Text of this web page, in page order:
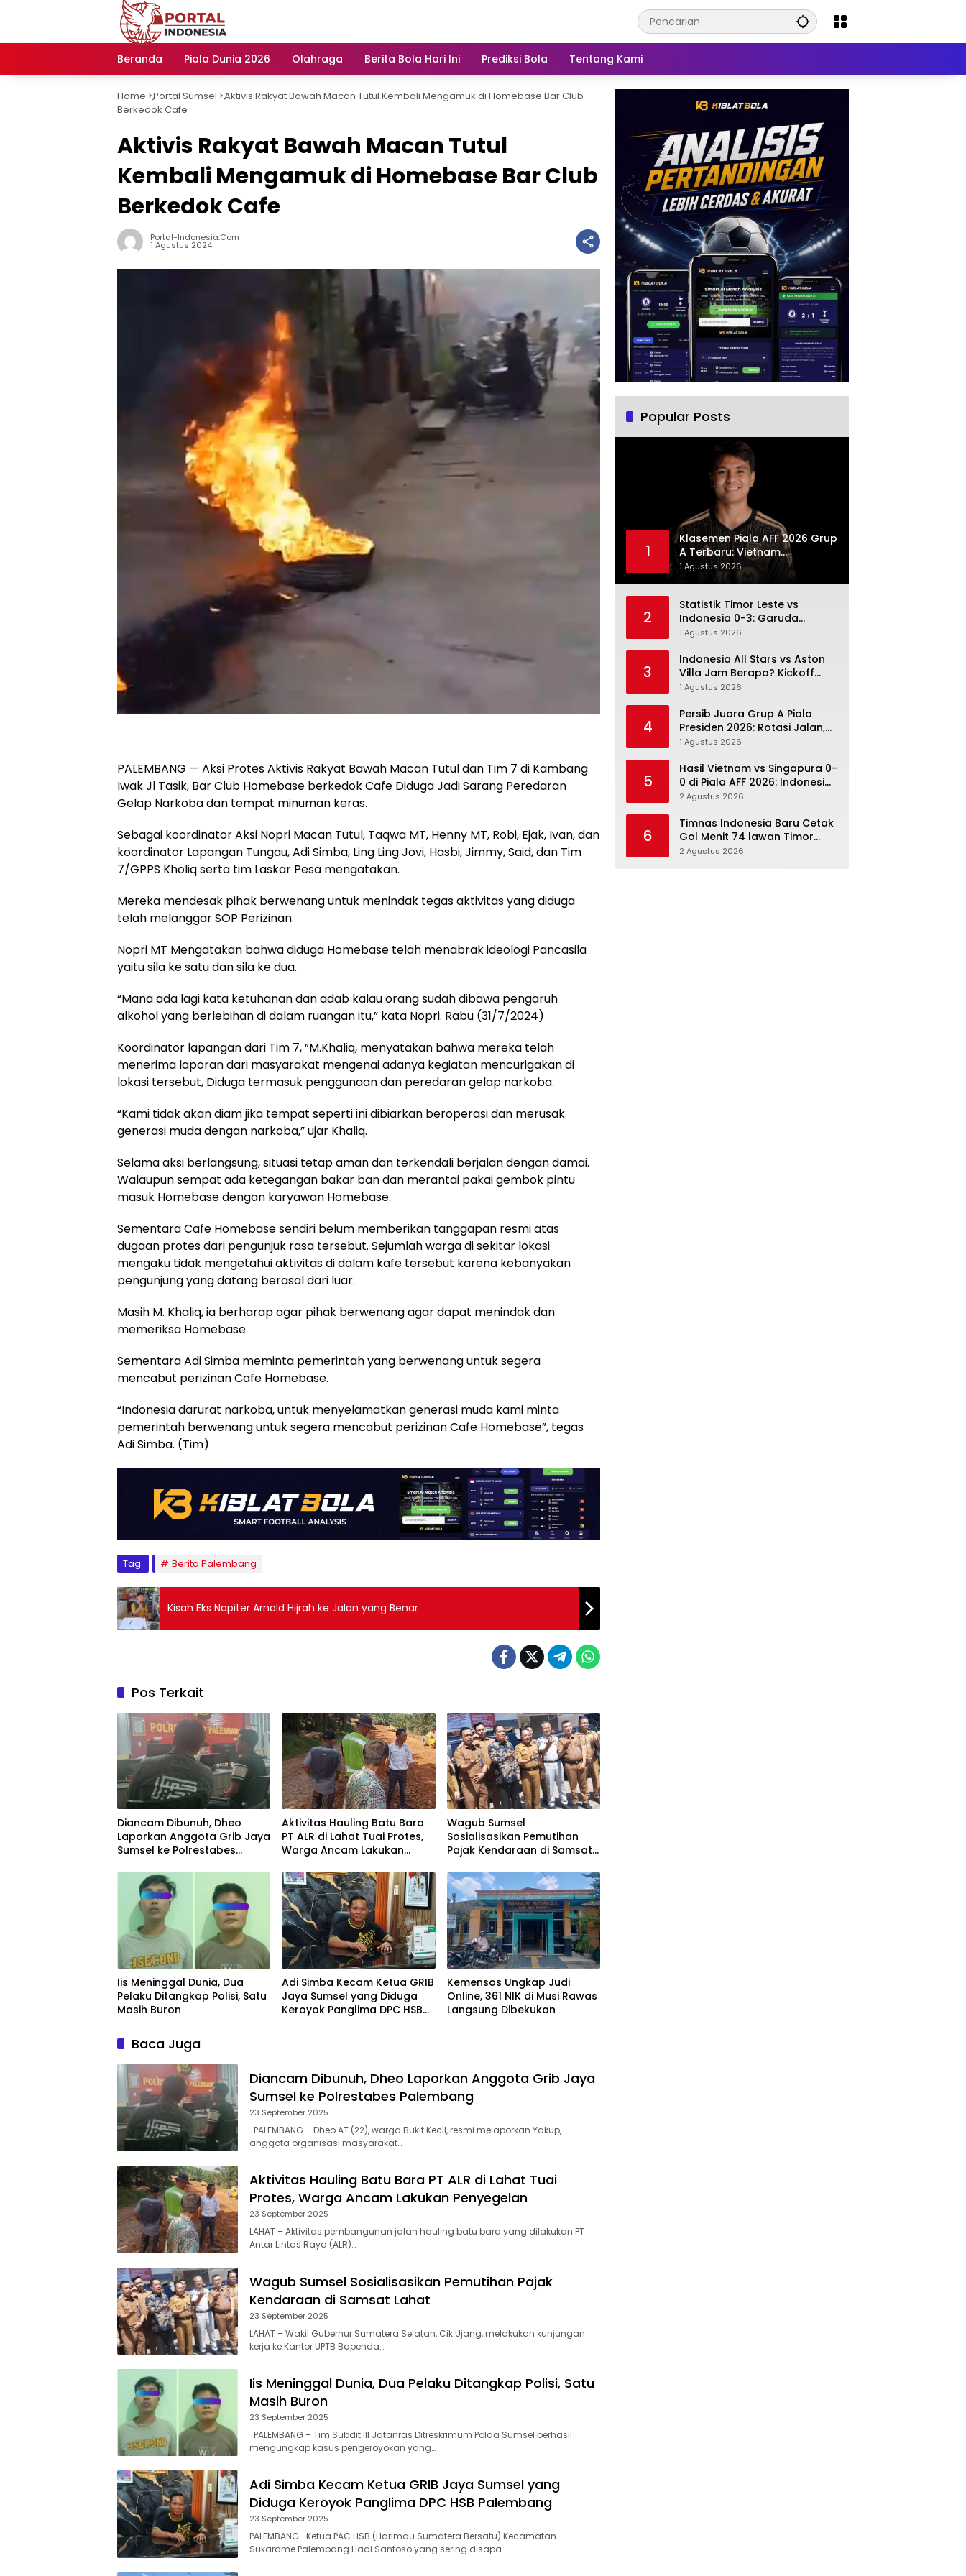
Beranda
Piala Dunia 2026 Olahraga Berita Bola Hari Ini Prediksi Bola Tentang Kami
Home -
Portal Sumsel -
Aktivis Rakyat Bawah Macan Tutul Kembali Mengamuk di Homebase Bar Club
Berkedok Cafe
Aktivis Rakyat Bawah Macan Tutul
Kembali Mengamuk di Homebase Bar Club
Berkedok Cafe
Portal-Indonesia.com
1 Agustus 2024
PALEMBANG — Aksi Protes Aktivis Rakyat Bawah Macan Tutul dan Tim 7 di Kambang
Iwak Jl Tasik, Bar Club Homebase berkedok Cafe Diduga Jadi Sarang Peredaran
Gelap Narkoba dan tempat minuman keras.
Sebagai koordinator Aksi Nopri Macan Tutul, Taqwa MT, Henny MT, Robi, Ejak, Ivan, dan
koordinator Lapangan Tungau, Adi Simba, Ling Ling Jovi, Hasbi, Jimmy, Said, dan Tim
7/GPPS Kholiq serta tim Laskar Pesa mengatakan.
Mereka mendesak pihak berwenang untuk menindak tegas aktivitas yang diduga
telah melanggar SOP Perizinan.
Nopri MT Mengatakan bahwa diduga Homebase telah menabrak ideologi Pancasila
yaitu sila ke satu dan sila ke dua.
“Mana ada lagi kata ketuhanan dan adab kalau orang sudah dibawa pengaruh
alkohol yang berlebihan di dalam ruangan itu,” kata Nopri. Rabu (31/7/2024)
Koordinator lapangan dari Tim 7, ”M.Khaliq, menyatakan bahwa mereka telah
menerima laporan dari masyarakat mengenai adanya kegiatan mencurigakan di
lokasi tersebut, Diduga termasuk penggunaan dan peredaran gelap narkoba.
“Kami tidak akan diam jika tempat seperti ini dibiarkan beroperasi dan merusak
generasi muda dengan narkoba,” ujar Khaliq.
Selama aksi berlangsung, situasi tetap aman dan terkendali berjalan dengan damai.
Walaupun sempat ada ketegangan bakar ban dan merantai pakai gembok pintu
masuk Homebase dengan karyawan Homebase.
Sementara Cafe Homebase sendiri belum memberikan tanggapan resmi atas
dugaan protes dari pengunjuk rasa tersebut. Sejumlah warga di sekitar lokasi
mengaku tidak mengetahui aktivitas di dalam kafe tersebut karena kebanyakan
pengunjung yang datang berasal dari luar.
Masih M. Khaliq, ia berharap agar pihak berwenang agar dapat menindak dan
memeriksa Homebase.
Sementara Adi Simba meminta pemerintah yang berwenang untuk segera
mencabut perizinan Cafe Homebase.
“Indonesia darurat narkoba, untuk menyelamatkan generasi muda kami minta
pemerintah berwenang untuk segera mencabut perizinan Cafe Homebase”, tegas
Adi Simba. (Tim)
Tag: Berita Palembang
Kisah Eks Napiter Arnold Hijrah ke Jalan yang Benar
Pos Terkait
Diancam Dibunuh, Dheo
Laporkan Anggota Grib Jaya
Sumsel ke Polrestabes
Aktivitas Hauling Batu Bara
PT ALR di Lahat Tuai Protes,
Warga Ancam Lakukan
Wagub Sumsel
Sosialisasikan Pemutihan
Pajak Kendaraan di Samsat
Iis Meninggal Dunia, Dua
Pelaku Ditangkap Polisi, Satu
Masih Buron
Adi Simba Kecam Ketua GRIB
Jaya Sumsel yang Diduga
Keroyok Panglima DPC HSB
Kemensos Ungkap Judi
Online, 361 NIK di Musi Rawas
Langsung Dibekukan
Baca Juga
Diancam Dibunuh, Dheo Laporkan Anggota Grib Jaya
Sumsel ke Polrestabes Palembang
23 September 2025
PALEMBANG – Dheo AT (22), warga Bukit Kecil, resmi melaporkan Yakup,
anggota organisasi masyarakat…
Aktivitas Hauling Batu Bara PT ALR di Lahat Tuai
Protes, Warga Ancam Lakukan Penyegelan
23 September 2025
LAHAT – Aktivitas pembangunan jalan hauling batu bara yang dilakukan PT
Antar Lintas Raya (ALR)…
Wagub Sumsel Sosialisasikan Pemutihan Pajak
Kendaraan di Samsat Lahat
23 September 2025
LAHAT – Wakil Gubernur Sumatera Selatan, Cik Ujang, melakukan kunjungan
kerja ke Kantor UPTB Bapenda…
Iis Meninggal Dunia, Dua Pelaku Ditangkap Polisi, Satu
Masih Buron
23 September 2025
PALEMBANG – Tim Subdit III Jatanras Ditreskrimum Polda Sumsel berhasil
mengungkap kasus pengeroyokan yang…
Adi Simba Kecam Ketua GRIB Jaya Sumsel yang
Diduga Keroyok Panglima DPC HSB Palembang
23 September 2025
PALEMBANG- Ketua PAC HSB (Harimau Sumatera Bersatu) Kecamatan
Sukarame Palembang Hadi Santoso yang sering disapa…
Popular Posts
1
Klasemen Piala AFF 2026 Grup
A Terbaru: Vietnam
Memimpin, Indonesia Turun ke
Posisi Tiga
1 Agustus 2026
2
Statistik Timor Leste vs
Indonesia 0-3: Garuda
Menang Besar Setelah
1 Agustus 2026
3
Indonesia All Stars vs Aston
Villa Jam Berapa? Kickoff
20.00 WIB dan Cara Nonton
1 Agustus 2026
4
Persib Juara Grup A Piala
Presiden 2026: Rotasi Jalan,
Tolic Punya Alasan untuk
1 Agustus 2026
5
Hasil Vietnam vs Singapura 0-
0 di Piala AFF 2026: Indonesia
Kini Punya Jalan Terbuka
2 Agustus 2026
6
Timnas Indonesia Baru Cetak
Gol Menit 74 lawan Timor
Leste: Sabar, Rotasi, lalu
2 Agustus 2026